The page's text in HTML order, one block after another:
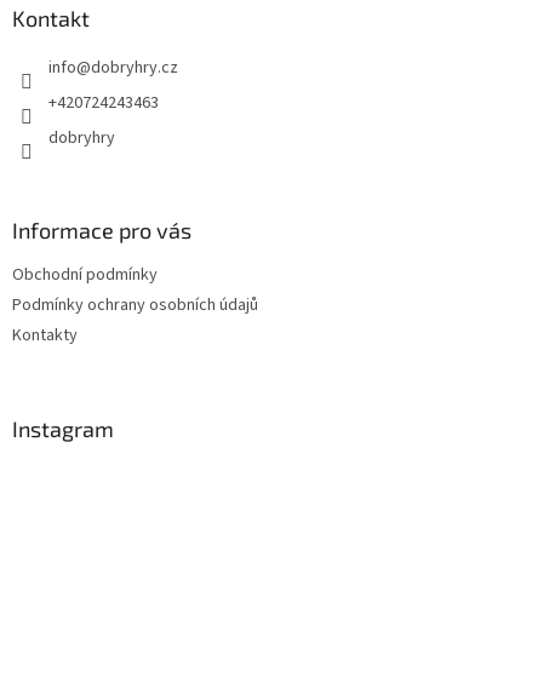
Kontakt
info@dobryhry.cz
+420724243463
dobryhry
Informace pro vás
Obchodní podmínky
Podmínky ochrany osobních údajů
Kontakty
Instagram